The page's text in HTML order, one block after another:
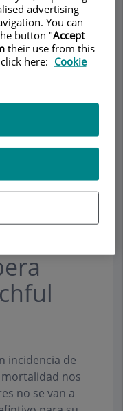
Horario
o watchful
incidencia de
nos
no se van a
advertising
You can
button "Accept
their use from this
here: Cookie